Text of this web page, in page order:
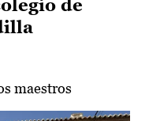
de
maestros